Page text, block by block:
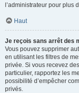
l’administrateur pour plus
Haut
Je reçois sans arrêt des
Vous pouvez supprimer
en utilisant les filtres de
privée. Si vous recevez
particulier, rapportez les
possibilité d’empêcher
privés.